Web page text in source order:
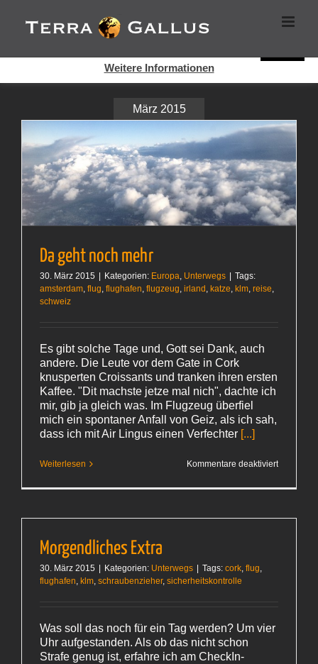
Inhalt
springen
März 2015
Da geht noch mehr
30. März 2015 Kategorien: Europa, Unterwegs
Tags:
amsterdam, flug, flughafen, flugzeug, irland , katze, klm, reise,
schweiz
Es gibt solche Tage und, Gott sei Dank, auch
andere. Die Leute vor dem Gate in Cork
knusperten Croissants und tranken ihren ersten
Kaffee. "Dit machste jetze mal nich", dachte ich
mir, gib ja gleich was. Im Flugzeug überfiel
mich ein spontaner Anfall von Geiz, als ich sah,
dass ich mit Air Lingus einen Verfechter [...]
Weiterlesen Kommentare deaktiviertfür
Morgendliches Extra
30. März 2015 Kategorien: Unterwegs Tags: cork, flug,
flughafen, klm, schraubenzieher, sicherheitskontrolle
Was soll das noch für ein Tag werden? Um vier
Uhr aufgestanden. Als ob das nicht schon
Strafe genug ist, erfahre ich am CheckIn-
Cookies helfen auf auf dieser Seite bei der Bereitstellung der
Dienste. Durch die Nutzung dieser Webseite erklären Sie sich
Weitere Informationen